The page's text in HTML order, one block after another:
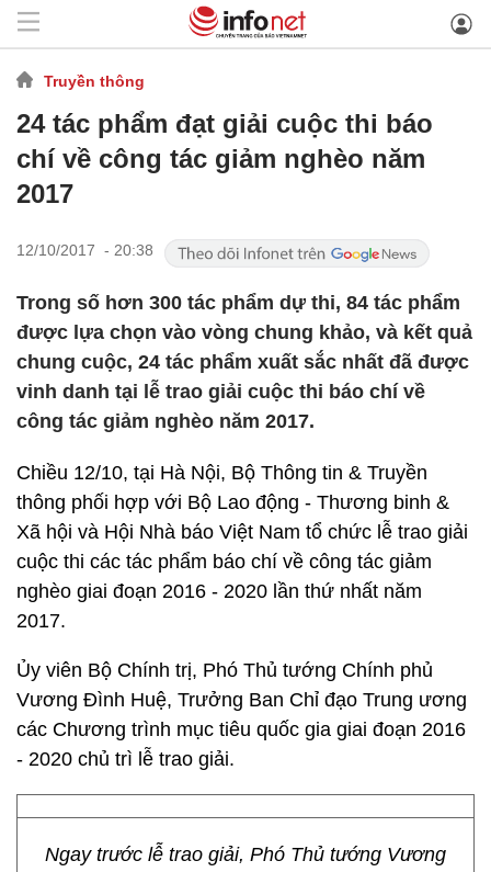
Truyền thông
24 tác phẩm đạt giải cuộc thi báo
chí về công tác giảm nghèo năm
2017
12/10/2017 - 20:38
Trong số hơn 300 tác phẩm dự thi, 84 tác phẩm
được lựa chọn vào vòng chung khảo, và kết quả
chung cuộc, 24 tác phẩm xuất sắc nhất đã được
vinh danh tại lễ trao giải cuộc thi báo chí về
công tác giảm nghèo năm 2017.
Chiều 12/10, tại Hà Nội, Bộ Thông tin & Truyền
thông phối hợp với Bộ Lao động - Thương binh &
Xã hội và Hội Nhà báo Việt Nam tổ chức lễ trao giải
cuộc thi các tác phẩm báo chí về công tác giảm
nghèo giai đoạn 2016 - 2020 lần thứ nhất năm
2017.
Ủy viên Bộ Chính trị, Phó Thủ tướng Chính phủ
Vương Đình Huệ, Trưởng Ban Chỉ đạo Trung ương
các Chương trình mục tiêu quốc gia giai đoạn 2016
- 2020 chủ trì lễ trao giải.
Ngay trước lễ trao giải, Phó Thủ tướng Vương